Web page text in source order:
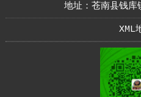
地址：苍南县钱
XML